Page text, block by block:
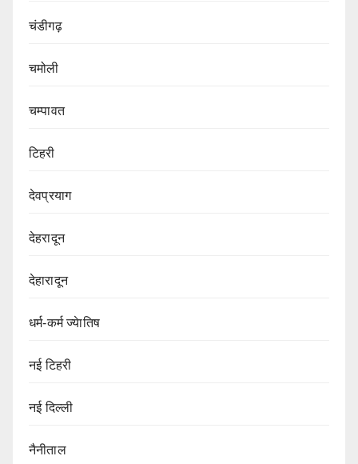
चंडीगढ़
चमोली
चम्पावत
टिहरी
देवप्रयाग
देहरादून
देहारादून
धर्म-कर्म ज्येातिष
नई टिहरी
नई दिल्ली
नैनीताल